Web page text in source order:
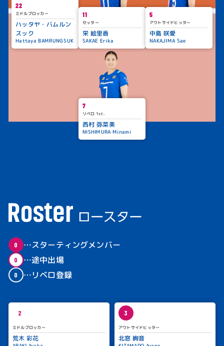
22
ミドルブロッカー
ハッタヤ・バムルン
スック
Hattaya BAMRUNGSUK
11
セッター
栄 絵里香
SAKAE Erika
5
アウトサイドヒッター
中島 咲愛
NAKAJIMA Sae
7
リベロ 1st.
西村 弥菜美
NISHIMURA Minami
0 …スターティングメンバー
0 …途中出場
0 …リベロ登録
2
ミドルブロッカー
荒木 彩花
3
アウトサイドヒッター
北窓 絢音